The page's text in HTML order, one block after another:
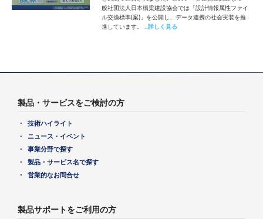
般社団法人日本橋梁建設協会では「設計情報属性ファイ
ル交換標準(案)」を公開し、データ連携の社会実装を推
進しています。
..詳しく見る
製品・サービスをご検討の方
技術ハイライト
ニュース・イベント
事業分野で探す
製品・サービス名で探す
営業的なお問合せ
製品サポートをご利用の方